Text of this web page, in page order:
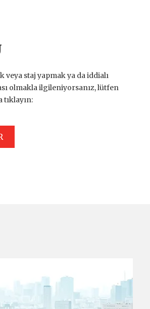
veya staj yapmak ya da iddialı
olmakla ilgileniyorsanız, lütfen
tıklayın: